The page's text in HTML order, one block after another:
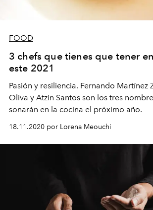
FOOD
3 chefs que tienes que tener
este 2021
Pasión y resiliencia. Fernando Martínez
Oliva y Atzin Santos son los tres
sonarán en la cocina el próximo año.
18.11.2020 por Lorena Meouchi